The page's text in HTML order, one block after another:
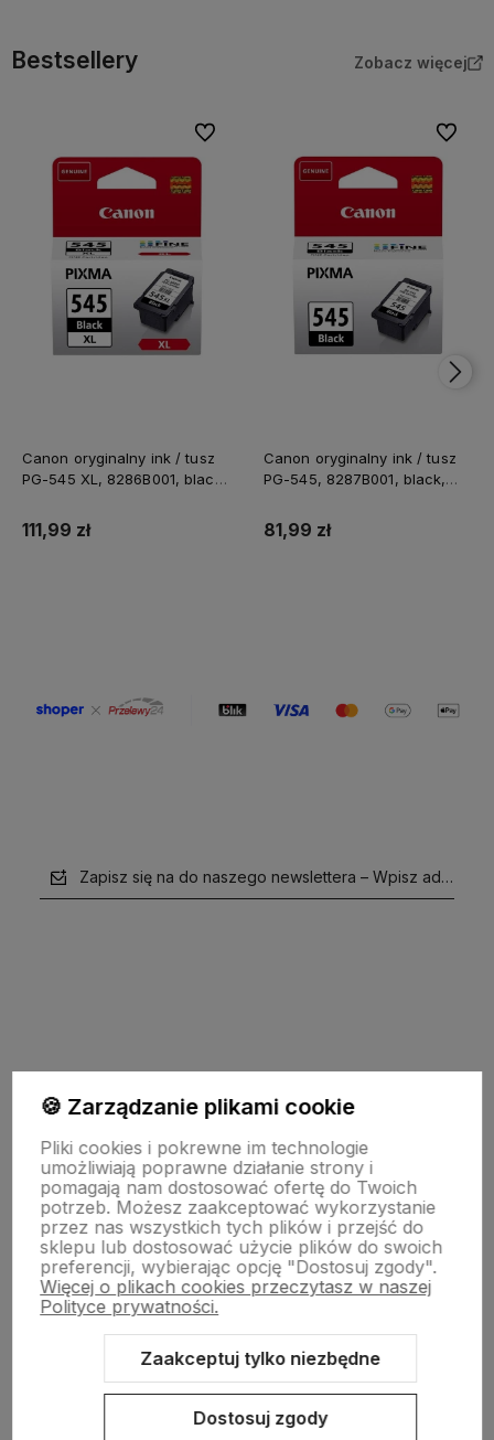
Bestsellery Zobacz więcej
Canon oryginalny ink / tusz
PG-545 XL, 8286B001, black,
111,99 zł
Do ulubionych
Canon oryginalny ink / tusz
PG-545, 8287B001, black,
81,99 zł
Do
Zapisz się na do naszego newslettera – Wpisz adres e-
Pomoc
Moje konto
Płatności i dostawa
🍪 Zarządzanie plikami cookie
Pliki cookies i pokrewne im technologie
umożliwiają poprawne działanie strony i
pomagają nam dostosować ofertę do Twoich
potrzeb. Możesz zaakceptować wykorzystanie
przez nas wszystkich tych plików i przejść do
sklepu lub dostosować użycie plików do swoich
preferencji, wybierając opcję "Dostosuj zgody".
Więcej o plikach cookies przeczytasz w naszej
Polityce prywatności.
Zaakceptuj tylko niezbędne
Dostosuj zgody